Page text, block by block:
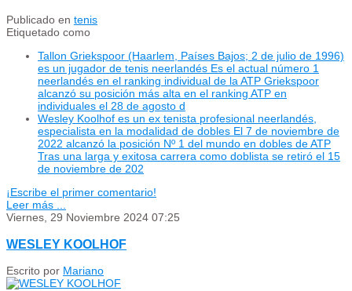
Publicado en tenis
Etiquetado como
Tallon Griekspoor (Haarlem, Países Bajos; 2 de julio de 1996)
es un jugador de tenis neerlandés Es el actual número 1
neerlandés en el ranking individual de la ATP Griekspoor
alcanzó su posición más alta en el ranking ATP en
individuales el 28 de agosto d
Wesley Koolhof es un ex tenista profesional neerlandés,
especialista en la modalidad de dobles El 7 de noviembre de
2022 alcanzó la posición Nº 1 del mundo en dobles de ATP
Tras una larga y exitosa carrera como doblista se retiró el 15
de noviembre de 202
¡Escribe el primer comentario!
Leer más ...
Viernes, 29 Noviembre 2024 07:25
WESLEY KOOLHOF
Escrito por Mariano